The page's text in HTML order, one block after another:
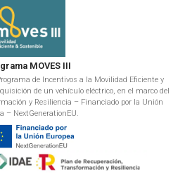
MOVES III
de Incentivos a la Movilidad Eficiente y
de un vehículo eléctrico, en el marco del
y Resiliencia – Financiado por la Unión
– NextGenerationEU.